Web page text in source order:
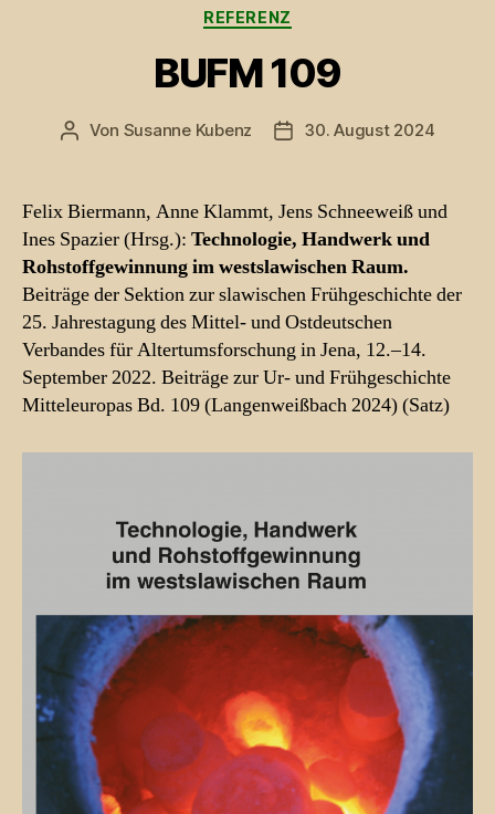
Kategorien
REFERENZ
BUFM 109
Beitragsautor
Von Susanne Kubenz Beitragsdatum
30. August 2024
Felix Biermann, Anne Klammt, Jens Schneeweiß und
Ines Spazier (Hrsg.): Technologie, Handwerk und
Rohstoffgewinnung im westslawischen Raum.
Beiträge der Sektion zur slawischen Frühgeschichte der
25. Jahrestagung des Mittel- und Ostdeutschen
Verbandes für Altertumsforschung in Jena, 12.–14.
September 2022. Beiträge zur Ur- und Frühgeschichte
Mitteleuropas Bd. 109 (Langenweißbach 2024) (Satz)